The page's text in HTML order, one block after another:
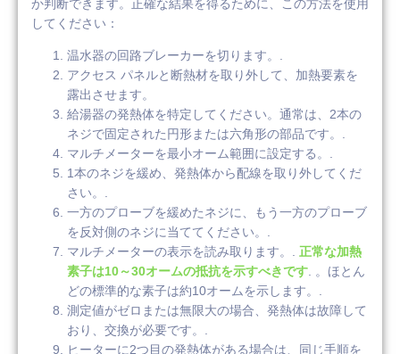
か判断できます。正確な結果を得るために、この方法を使用
してください：
温水器の回路ブレーカーを切ります。.
アクセス パネルと断熱材を取り外して、加熱要素を
露出させます。
給湯器の発熱体を特定してください。通常は、2本の
ネジで固定された円形または六角形の部品です。.
マルチメーターを最小オーム範囲に設定する。.
1本のネジを緩め、発熱体から配線を取り外してくだ
さい。.
一方のプローブを緩めたネジに、もう一方のプローブ
を反対側のネジに当ててください。.
マルチメーターの表示を読み取ります。. 正常な加熱
素子は10～30オームの抵抗を示すべきです . 。ほとん
どの標準的な素子は約10オームを示します。.
測定値がゼロまたは無限大の場合、発熱体は故障して
おり、交換が必要です。.
ヒーターに2つ目の発熱体がある場合は、同じ手順を